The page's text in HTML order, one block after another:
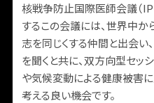
核戦争防止国際医師会議（
するこの会議には、世界中か
志を同じくする仲間と出会い
を聞くと共に、双方向型セッ
や気候変動による健康被害
考える良い機会です。